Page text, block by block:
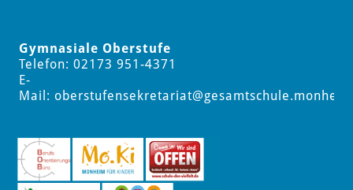
Gymnasiale Oberstufe
Telefon: 02173 951-4371
E-
Mail: oberstufensekretariat